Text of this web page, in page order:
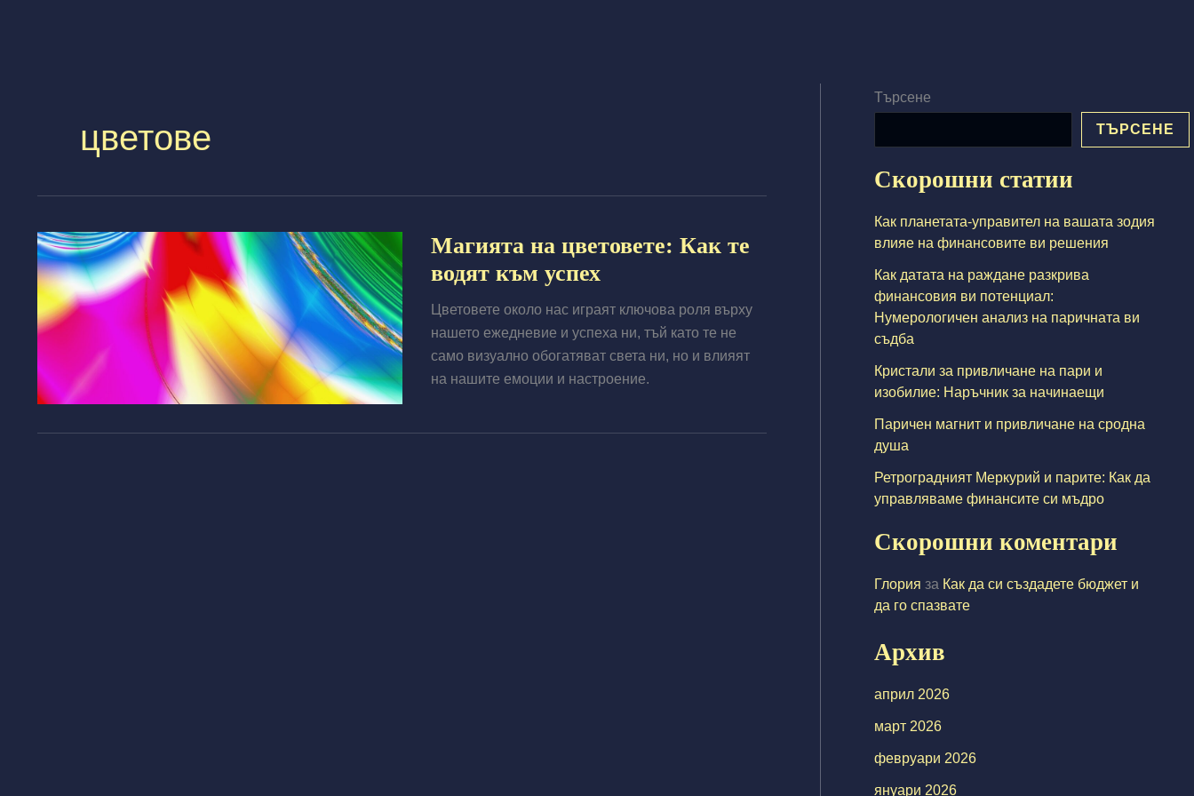
цветове
Магията на цветовете: Как те
водят към успех
Цветовете около нас играят ключова роля върху
нашето ежедневие и успеха ни, тъй като те не
само визуално обогатяват света ни, но и влияят
на нашите емоции и настроение.
Търсене
ТЪРСЕНЕ
Скорошни статии
Как планетата-управител на вашата зодия
влияе на финансовите ви решения
Как датата на раждане разкрива
финансовия ви потенциал:
Нумерологичен анализ на паричната ви
съдба
Кристали за привличане на пари и
изобилие: Наръчник за начинаещи
Паричен магнит и привличане на сродна
душа
Ретроградният Меркурий и парите: Как да
управляваме финансите си мъдро
Скорошни коментари
Глория за Как да си създадете бюджет и
да го спазвате
Архив
април 2026
март 2026
февруари 2026
януари 2026